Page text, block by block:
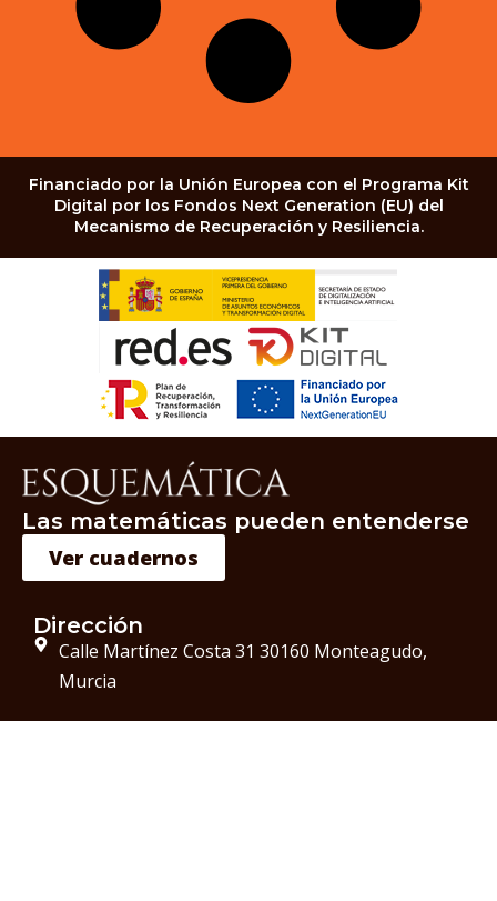
Financiado por la Unión Europea con el Programa Kit
Digital por los Fondos Next Generation (EU) del
Mecanismo de Recuperación y Resiliencia.
Las matemáticas pueden entenderse
Ver cuadernos
Dirección
Calle Martínez Costa 31 30160 Monteagudo,
Murcia
Teléfono